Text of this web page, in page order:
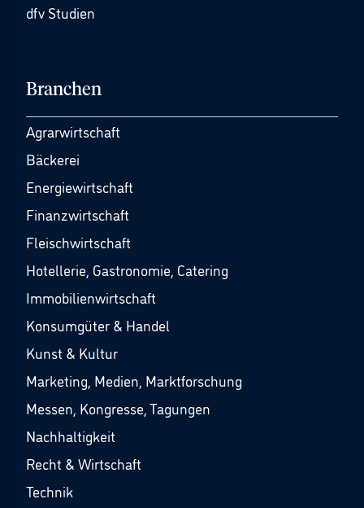
dfv Studien
Branchen
Agrarwirtschaft
Bäckerei
Energiewirtschaft
Finanzwirtschaft
Fleischwirtschaft
Hotellerie, Gastronomie, Catering
Immobilienwirtschaft
Konsumgüter & Handel
Kunst & Kultur
Marketing, Medien, Marktforschung
Messen, Kongresse, Tagungen
Nachhaltigkeit
Recht & Wirtschaft
Technik